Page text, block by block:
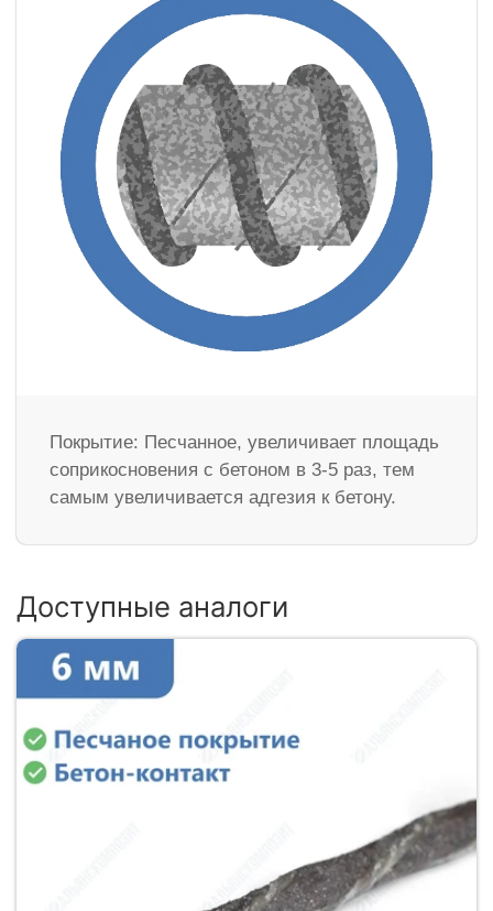
Покрытие: Песчанное, увеличивает площадь
соприкосновения с бетоном в 3-5 раз, тем
самым увеличивается адгезия к бетону.
Доступные аналоги